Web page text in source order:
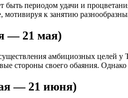
быть периодом удачи и
мотивируя к занятию
— 21 мая)
амбициозных целей
стороны своего обаяния.
— 21 июня)